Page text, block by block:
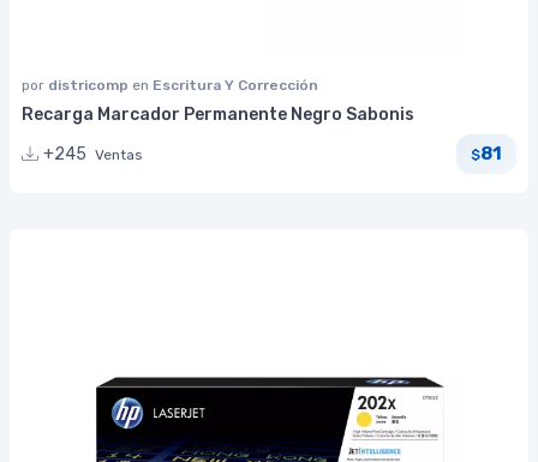
por districomp en Escritura Y Corrección
Recarga Marcador Permanente Negro Sabonis
+245 Ventas $81